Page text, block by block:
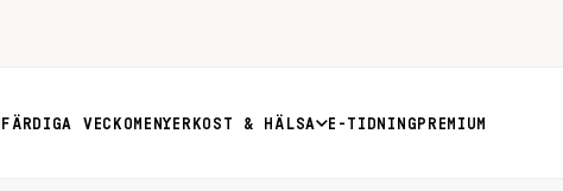
FÄRDIGA VECKOMENYER KOST & HÄLSA E-TIDNING PREMIUM